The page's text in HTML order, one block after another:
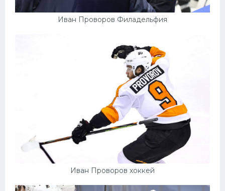
Иван Проворов Филадельфия
Иван Проворов хоккей